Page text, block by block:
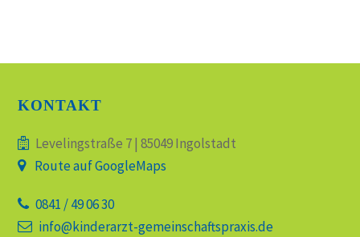
KONTAKT
Levelingstraße 7 | 85049 Ingolstadt
Route auf GoogleMaps
0841 / 49 06 30
info@kinderarzt-gemeinschaftspraxis.de